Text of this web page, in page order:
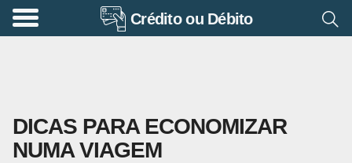
Crédito ou Débito
DICAS PARA ECONOMIZAR
NUMA VIAGEM
A
e
n